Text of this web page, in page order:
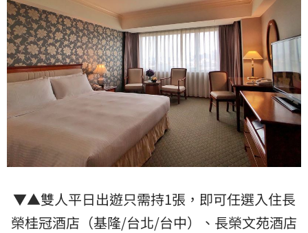
▼▲雙人平日出遊只需持1張，即可任選入住長
榮桂冠酒店（基隆/台北/台中）、長榮文苑酒店